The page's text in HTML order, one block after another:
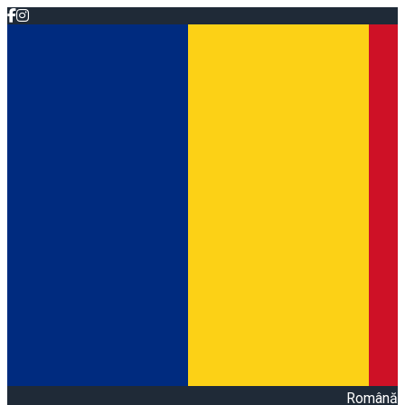
Română